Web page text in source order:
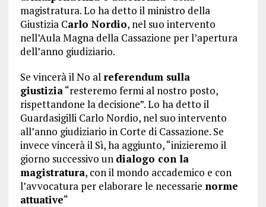
magistratura. Lo ha detto il ministro della
Giustizia Carlo Nordio, nel suo intervento
nell’Aula Magna della Cassazione per l’apertura
dell’anno giudiziario.
Se vincerà il No al referendum sulla
giustizia“resteremo fermi al nostro posto,
rispettandone la decisione”. Lo ha detto il
Guardasigilli Carlo Nordio, nel suo intervento
all’anno giudiziario in Corte di Cassazione. Se
invece vincerà il Sì, ha aggiunto, “inizieremo il
giorno successivo un dialogo con la
magistratura, con il mondo accademico e con
l’avvocatura per elaborare le necessarie norme
attuative“